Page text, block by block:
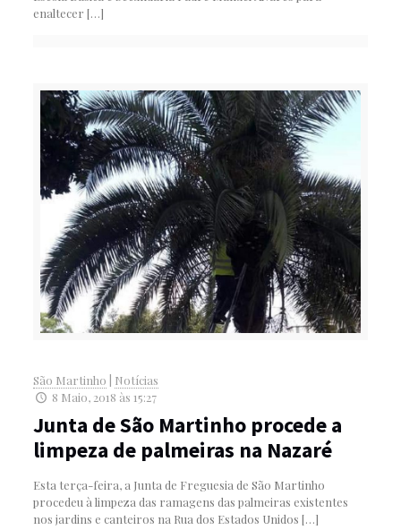
enaltecer […]
São Martinho
Notícias
8 Maio, 2018 às 15:27
Junta de São Martinho procede a
limpeza de palmeiras na Nazaré
Esta terça-feira, a Junta de Freguesia de São Martinho
procedeu à limpeza das ramagens das palmeiras existentes
nos jardins e canteiros na Rua dos Estados Unidos […]